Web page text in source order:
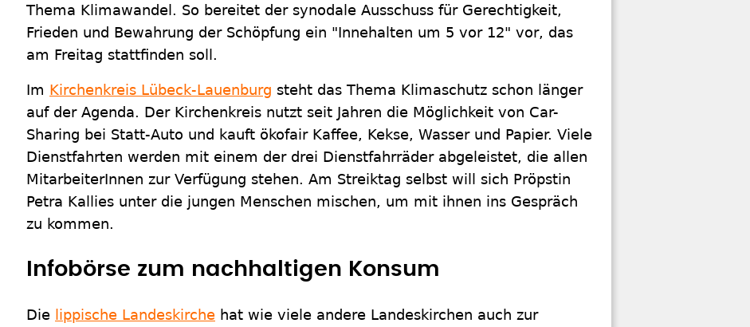
Thema Klimawandel. So bereitet der synodale Ausschuss für Gerechtigkeit,
Frieden und Bewahrung der Schöpfung ein "Innehalten um 5 vor 12" vor, das
am Freitag stattfinden soll.
Im Kirchenkreis Lübeck-Lauenburg steht das Thema Klimaschutz schon länger
auf der Agenda. Der Kirchenkreis nutzt seit Jahren die Möglichkeit von Car-
Sharing bei Statt-Auto und kauft ökofair Kaffee, Kekse, Wasser und Papier. Viele
Dienstfahrten werden mit einem der drei Dienstfahrräder abgeleistet, die allen
MitarbeiterInnen zur Verfügung stehen. Am Streiktag selbst will sich Pröpstin
Petra Kallies unter die jungen Menschen mischen, um mit ihnen ins Gespräch
zu kommen.
Infobörse zum nachhaltigen Konsum
Die lippische Landeskirche hat wie viele andere Landeskirchen auch zur